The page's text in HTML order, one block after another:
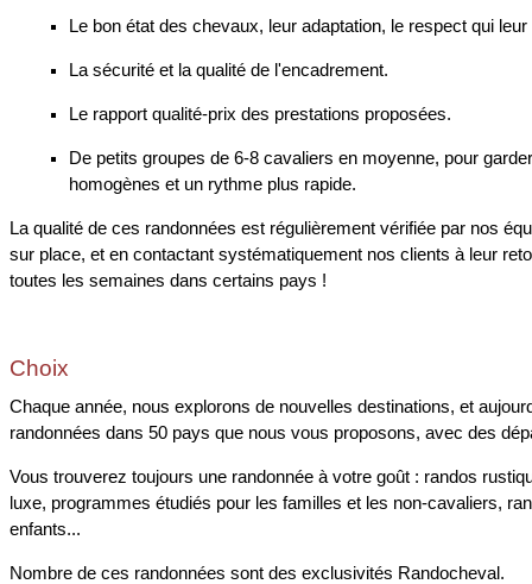
Le bon état des chevaux, leur adaptation, le respect qui
La sécurité et la qualité de l'encadrement.
Le rapport qualité-prix des prestations proposées.
De petits groupes de 6-8 cavaliers en moyenne, pour
homogènes et un rythme plus rapide.
La qualité de ces randonnées est régulièrement vérifiée par nos
sur place, et en contactant systématiquement nos clients à leur
toutes les semaines dans certains pays !
Choix
Chaque année, nous explorons de nouvelles destinations, et
randonnées dans 50 pays que nous vous proposons, avec des
Vous trouverez toujours une randonnée à votre goût : randos
luxe, programmes étudiés pour les familles et les non-cavaliers,
enfants...
Nombre de ces randonnées sont des exclusivités Randocheval.